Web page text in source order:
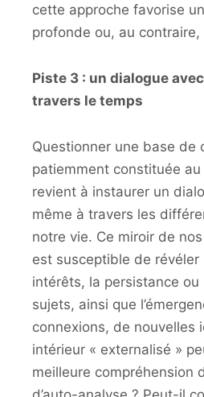
cette approche favorise
profonde ou, au
Piste 3 : un dialogue
travers le temps
Questionner une base de
patiemment constituée
revient à instaurer un
même à travers les
notre vie. Ce miroir de
est susceptible de révéler
intérêts, la persistance ou
sujets, ainsi que
connexions, de nouvelles
intérieur « externalisé »
meilleure compréhension